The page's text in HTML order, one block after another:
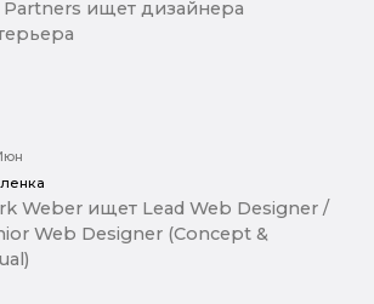
Partners ищет дизайнера
Weber ищет Lead Web Designer /
Web Designer (Concept &